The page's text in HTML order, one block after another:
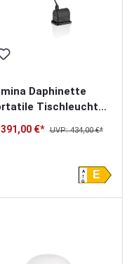
Daphinette
Tischleuchte
391,00 €* UVP: 434,00 €*
E
A
G